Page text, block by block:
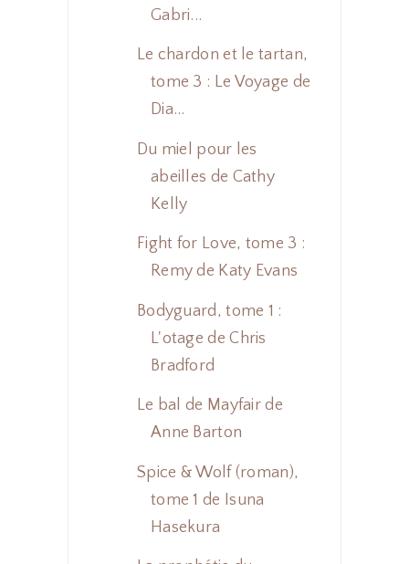
Gabri...
Le chardon et le tartan,
tome 3 : Le Voyage de
Dia...
Du miel pour les
abeilles de Cathy
Kelly
Fight for Love, tome 3 :
Remy de Katy Evans
Bodyguard, tome 1 :
L'otage de Chris
Bradford
Le bal de Mayfair de
Anne Barton
Spice & Wolf (roman),
tome 1 de Isuna
Hasekura